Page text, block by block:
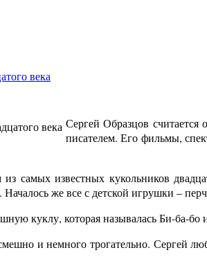
века
Сергей Образцов
писателем. Его фильмы,
из самых известных кукольников
же все с детской игрушки –
куклу, которая называлась Би-ба-бо
и немного трогательно. Сергей